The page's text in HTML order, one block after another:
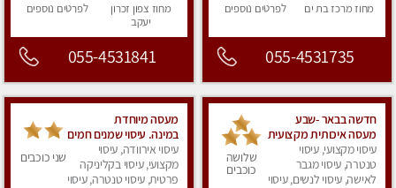
מחוז מרכז בת ים לפרטים נוספים
055-4531735
מחוז צפון זכרון
יעקב
לפרטים נוספים
055-4531841
חדשה בבאר -שבע
מעסה איכותית מקצועית
ומפנקת
עיסוי מקצועי, עיסוי
טנטרה, עיסוי מגבר
לאישה, עיסוי לנשים, עיסוי
שלושה
כוכבים
מעסה מיוחדת
במינה. עיסוי שמנים חמים
עיסוי אירוודה, עיסוי
מקצועי, עיסוי בקליניקה
פרטית, עיסוי טנטרה, עיסוי
שני כוכבים